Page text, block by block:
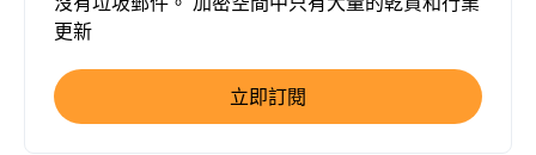
更新
立即訂閱